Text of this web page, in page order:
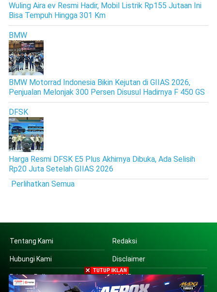
Wuling Aira ev Resmi Hadir, Mobil Listrik Rp155 Jutaan Ini
Bisa Tempuh Hingga 301 Km
BMW
BMW Motorrad Indonesia Bikin Kejutan di GIIAS 2026,
Penjualan Melonjak 300 Persen Disusul Hadirnya F 450 GS
DFSK
Harga Resmi DFSK E5 Plus Akhirnya Dibuka, Ada Selisih
Rp20 Juta Setelah GIIAS 2026
Perlihatkan Semua
Tentang Kami Redaksi
Hubungi Kami Disclaimer
Privacy Policy HOME